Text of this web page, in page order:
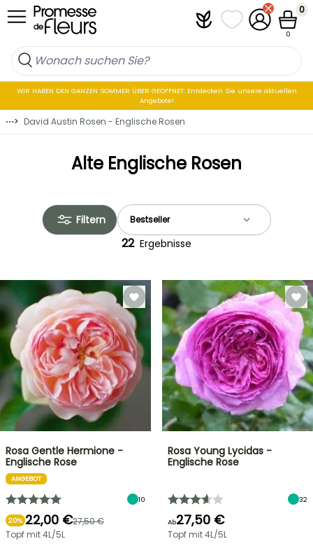
Zum Inhalt springen PlantfitMeineMein Konto
0
0
WIR HABEN DEN GANZEN SOMMER ÜBER GEÖFFNET: Entdecken Sie unsere aktuellen
Angebote!
⋯> David Austin Rosen - Englische Rosen
Alte Englische Rosen
Filtern
22 Ergebnisse
Rosa Gentle Hermione -
Englische Rose
ANGEBOT
10
20% 22,00 €27,50 €
Topf mit 4L/5L
Rosa Young Lycidas -
Englische Rose
32
Ab27,50 €
Topf mit 4L/5L